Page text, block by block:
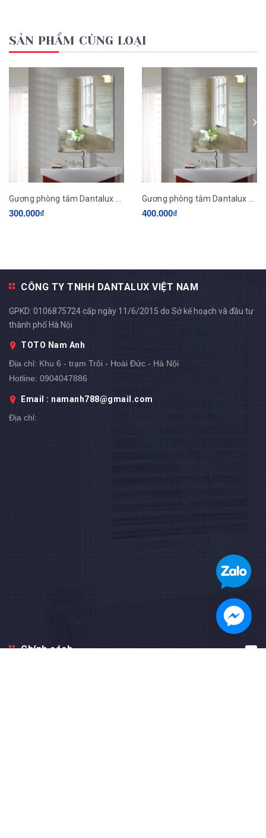
SẢN PHẨM CÙNG LOẠI
300.000₫ 400.000₫
CÔNG TY TNHH DANTALUX VIỆT NAM
GPKD: 0106875724 cấp ngày 11/6/2015 do Sở kế hoạch và đầu tư
thành phố Hà Nội
TOTO Nam Anh
Địa chỉ: Khu 6 - trạm Trôi - Hoài Đức - Hà Nội
Hotline: 0904047886
Email : namanh788@gmail.com
Địa chỉ:
Chính sách